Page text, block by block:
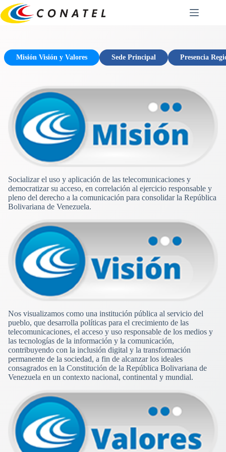
Saltar
al
contenido
Misión Visión y Valores Sede Principal Presencia
Socializar el uso y aplicación de las telecomunicaciones y
democratizar su acceso, en correlación al ejercicio responsable y
pleno del derecho a la comunicación para consolidar la República
Bolivariana de Venezuela.
Nos visualizamos como una institución pública al servicio del
pueblo, que desarrolla políticas para el crecimiento de las
telecomunicaciones, el acceso y uso responsable de los medios y
las tecnologías de la información y la comunicación,
contribuyendo con la inclusión digital y la transformación
permanente de la sociedad, a fin de alcanzar los ideales
consagrados en la Constitución de la República Bolivariana de
Venezuela en un contexto nacional, continental y mundial.